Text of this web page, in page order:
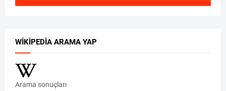
WIKIPEDIA ARAMA YAP
Arama sonuçları